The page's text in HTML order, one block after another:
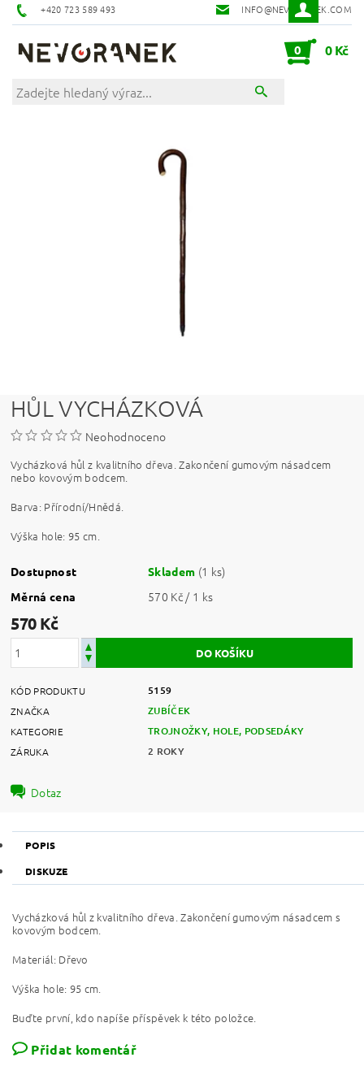
+420 723 589 493 INFO@NEVORANEK.COM
0 0 Kč
HŮL VYCHÁZKOVÁ
Neohodnoceno
Vycházková hůl z kvalitního dřeva. Zakončení gumovým násadcem
nebo kovovým bodcem.
Barva: Přírodní/Hnědá.
Výška hole: 95 cm.
Dostupnost Skladem (1 ks)
Měrná cena 570 Kč / 1 ks
570 Kč
KÓD PRODUKTU 5159
ZNAČKA ZUBÍČEK
KATEGORIE TROJNOŽKY, HOLE, PODSEDÁKY
ZÁRUKA 2 ROKY
Dotaz
POPIS
DISKUZE
Vycházková hůl z kvalitního dřeva. Zakončení gumovým násadcem s
kovovým bodcem.
Materiál: Dřevo
Výška hole: 95 cm.
Buďte první, kdo napíše příspěvek k této položce.
Přidat komentář